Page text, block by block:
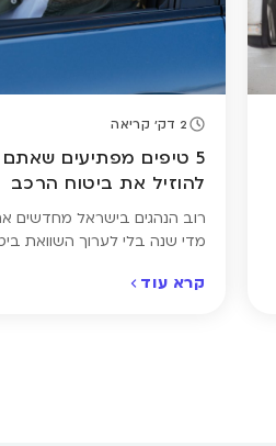
2 דק' קריאה
5 טיפים מפתיעים
להוזיל את ביטוח הרכב
רוב הנהגים בישראל מחדשים
מדי שנה בלי לערוך השוואת
הוא לא. אבל חיסכון של מאות
קרא עוד